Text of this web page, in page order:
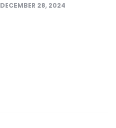
DECEMBER 28, 2024